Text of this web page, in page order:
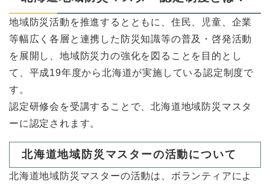
地域防災活動を推進するとともに、住民、児童、企業
等幅広く各層と連携した防災知識等の普及・啓発活動
を展開し、地域防災力の強化を図ることを目的とし
て、平成19年度から北海道が実施している認定制度で
す。
認定研修会を受講することで、北海道地域防災マスタ
ーに認定されます。
北海道地域防災マスターの活動について
北海道地域防災マスターの活動は、ボランティアによ